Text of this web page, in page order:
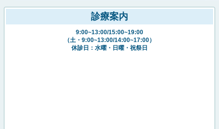
診療案内
9:00~13:00/15:00~19:00
（土・9:00~13:00/14:00~17:00）
休診日：水曜・日曜・祝祭日